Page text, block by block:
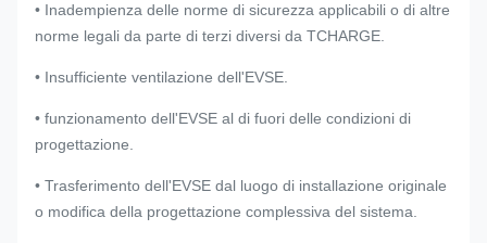
• Inadempienza delle norme di sicurezza applicabili o di altre
norme legali da parte di terzi diversi da TCHARGE.
• Insufficiente ventilazione dell'EVSE.
• funzionamento dell'EVSE al di fuori delle condizioni di
progettazione.
• Trasferimento dell'EVSE dal luogo di installazione originale
o modifica della progettazione complessiva del sistema.